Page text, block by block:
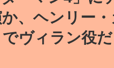
、ヘンリー
ヴィラン役